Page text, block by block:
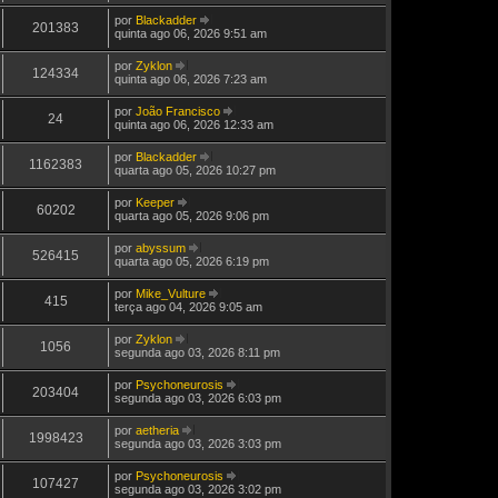
ú
l
a
M
e
n
s
a
g
e
m
a
ú
t
a
M
e
s
a
e
201383 por Blackadder
V
a
ú
l
t
a
M
e
s
a
e
quinta ago 06, 2026 9:51 am
124334 por Zyklon
V
e
a
a
ú
l
t
a
M
e
n
s
a
g
e
quinta ago 06, 2026 7:23 am
24 por João Francisco
V
a
ú
t
a
M
e
s
a
e
quinta ago 06, 2026 12:33 am
1162383 por Blackadder
V
a
ú
t
m
a
M
e
s
a
g
e
quarta ago 05, 2026 10:27 pm
60202 por Keeper
V
e
a
a
ú
t
a
M
e
n
s
a
g
e
quarta ago 05, 2026 9:06 pm
526415 por abyssum
V
a
a
ú
a
M
e
s
a
g
quarta ago 05, 2026 6:19 pm
415 por Mike_Vulture
V
a
ú
l
t
a
M
e
n
s
terça ago 04, 2026 9:05 am
1056 por Zyklon
V
a
a
ú
l
t
a
segunda ago 03, 2026 8:11 pm
203404 por Psychoneurosis
V
a
ú
t
segunda ago 03, 2026 6:03 pm
1998423 por aetheria
V
a
a
segunda ago 03, 2026 3:03 pm
107427 por Psychoneurosis
V
segunda ago 03, 2026 3:02 pm